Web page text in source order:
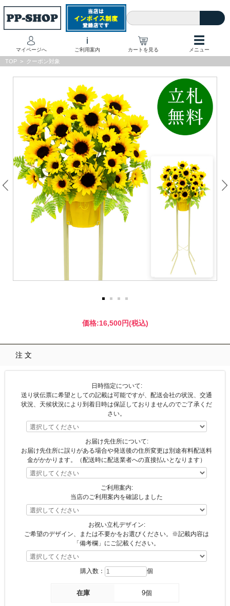
マイページへ
i
ご利用案内 カートを見る
☰
メニュー
TOP > クーポン対象
価格:16,500円(税込)
注文
日時指定について:
送り状伝票に希望としての記載は可能ですが、配送会社の状況、交通
状況、天候状況により到着日時は保証しておりませんのでご了承くだ
さい。
お届け先住所について:
お届け先住所に誤りがある場合や発送後の住所変更は別途有料配送料
金がかかります。（配送時に配送業者への直接払いとなります）
ご利用案内:
当店のご利用案内を確認しました
お祝い立札デザイン:
ご希望のデザイン、または不要かをお選びください。※記載内容は
「備考欄」にご記載ください。
購入数： 個
在庫 9個